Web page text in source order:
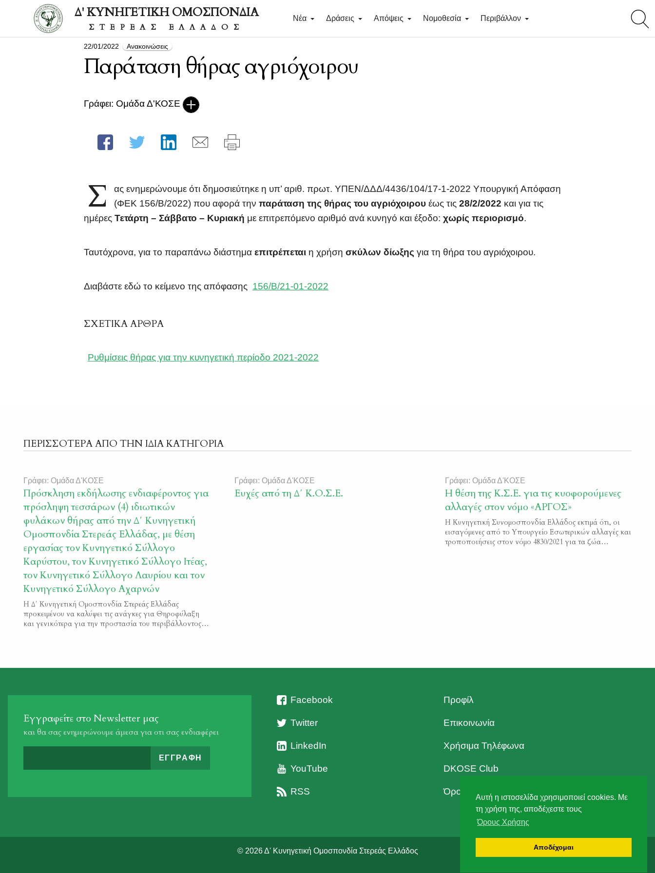
Αυτή η ιστοσελίδα χρησιμοποιεί cookies. Με
τη χρήση της, αποδέχεστε τους
Όρους Χρήσης
Αποδέχομαι
search
Δ' ΚΥΝΗΓΕΤΙΚΗ ΟΜΟΣΠΟΝΔΙΑ
ΣΤΕΡΕΑΣ ΕΛΛΑΔΟΣ
Νέα Δράσεις Απόψεις Νομοθεσία Περιβάλλον
22/01/2022 Ανακοινώσεις
Παράταση θήρας αγριόχοιρου
Γράφει: Ομάδα Δ'ΚΟΣΕ
Σ
ας ενημερώνουμε ότι δημοσιεύτηκε η υπ’ αριθ. πρωτ. ΥΠΕΝ/ΔΔΔ/4436/104/17-1-2022 Υπουργική Απόφαση
(ΦΕΚ 156/Β/2022) που αφορά την παράταση της θήρας του αγριόχοιρουέως τις 28/2/2022 και για τις
ημέρες Τετάρτη – Σάββατο – Κυριακή με επιτρεπόμενο αριθμό ανά κυνηγό και έξοδο: χωρίς περιορισμό.
Ταυτόχρονα, για το παραπάνω διάστημα επιτρέπεται η χρήση σκύλων δίωξης για τη θήρα του αγριόχοιρου.
Διαβάστε εδώ το κείμενο της απόφασης 156/B/21-01-2022
ΣΧΕΤΙΚΑ ΑΡΘΡΑ
Ρυθμίσεις θήρας για την κυνηγετική περίοδο 2021-2022
ΠΕΡΙΣΣΟΤΕΡΑ ΑΠΟ ΤΗΝ ΙΔΙΑ ΚΑΤΗΓΟΡΙΑ
Γράφει: Ομάδα Δ'ΚΟΣΕ
Πρόσκληση εκδήλωσης ενδιαφέροντος για
πρόσληψη τεσσάρων (4) ιδιωτικών
φυλάκων θήρας από την Δ΄ Κυνηγετική
Ομοσπονδία Στερεάς Ελλάδας, με θέση
εργασίας τον Κυνηγετικό Σύλλογο
Καρύστου, τον Κυνηγετικό Σύλλογο Ιτέας,
τον Κυνηγετικό Σύλλογο Λαυρίου και τον
Κυνηγετικό Σύλλογο Αχαρνών
Η Δ΄ Κυνηγετική Ομοσπονδία Στερεάς Ελλάδας
προκειμένου να καλύψει τις ανάγκες για Θηροφύλαξη
και γενικότερα για την προστασία του περιβάλλοντος
Γράφει: Ομάδα Δ'ΚΟΣΕ
Ευχές από τη Δ΄ Κ.Ο.Σ.Ε.
Γράφει: Ομάδα Δ'ΚΟΣΕ
Η θέση της Κ.Σ.Ε. για τις κυοφορούμενες
αλλαγές στον νόμο «ΑΡΓΟΣ»
Η Κυνηγετική Συνομοσπονδία Ελλάδος εκτιμά ότι, οι
εισαγόμενες από το Υπουργείο Εσωτερικών αλλαγές και
τροποποιήσεις στον νόμο 4830/2021 για τα ζώα
Εγγραφείτε στο Newsletter μας
και θα σας ενημερώνουμε άμεσα για οτι σας ενδιαφέρει
Facebook
Twitter
LinkedIn
YouTube
RSS
Προφίλ
Επικοινωνία
Χρήσιμα Τηλέφωνα
DKOSE Club
Όροι Χρήσης
© 2026 Δ' Κυνηγετική Ομοσπονδία Στερεάς Ελλάδος